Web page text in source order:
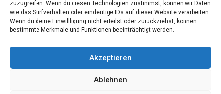
zuzugreifen. Wenn du diesen Technologien zustimmst, können wir Daten
wie das Surfverhalten oder eindeutige IDs auf dieser Website verarbeiten.
Wenn du deine Einwillligung nicht erteilst oder zurückziehst, können
bestimmte Merkmale und Funktionen beeinträchtigt werden.
Akzeptieren
Ablehnen
Datenschutz
Impressum
Mobil: 0176 23 22 14 17
Web: alexschmitt.de